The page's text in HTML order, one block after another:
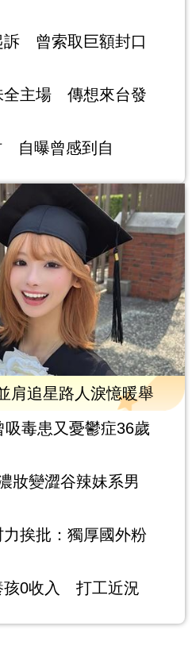
訴 曾索取巨額封口
全主場 傳想來台發
自曝曾感到自
肩追星路人淚憶暖舉
毒患又憂鬱症36歲
妝變澀谷辣妹系男
挨批：獨厚國外粉
孩0收入 打工近況